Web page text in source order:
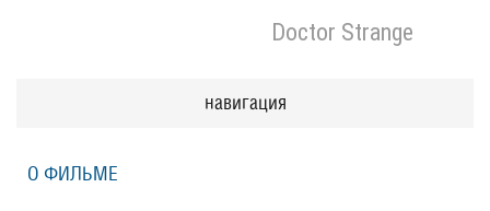
Doctor Strange
Eloise
навигация
О ФИЛЬМЕ